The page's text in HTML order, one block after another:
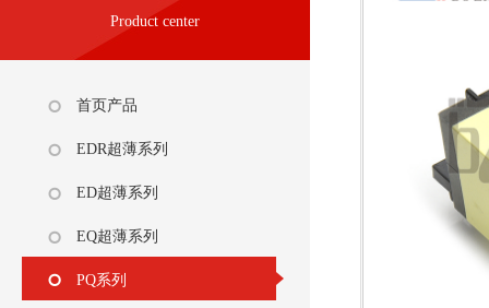
Product center
首页产品
EDR超薄系列
ED超薄系列
EQ超薄系列
PQ系列